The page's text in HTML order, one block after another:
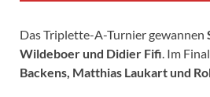
Das Triplette-A-Turnier gewannen
Wildeboer und Didier Fifi . Im
Backens, Matthias Laukart und